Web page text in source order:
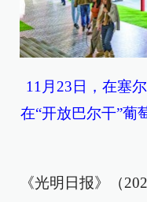
11月23日，在塞
在“开放巴尔干”葡
《光明日报》（